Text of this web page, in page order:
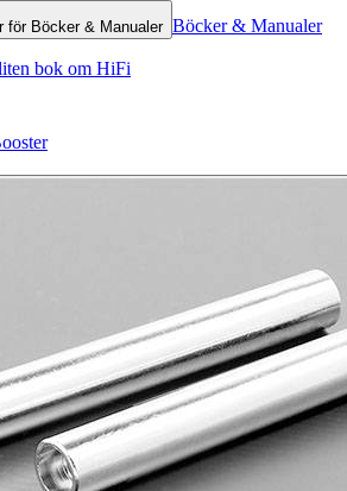
för Böcker & Manualer Böcker & Manualer
bok om HiFi